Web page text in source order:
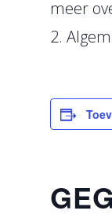
meer
2.